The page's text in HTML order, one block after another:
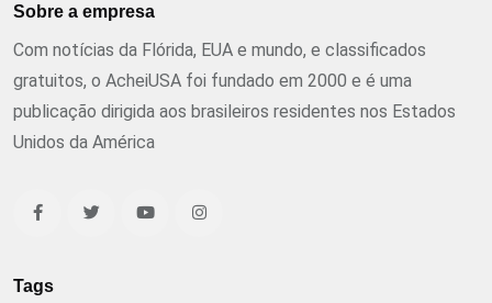
Sobre a empresa
Com notícias da Flórida, EUA e mundo, e classificados
gratuitos, o AcheiUSA foi fundado em 2000 e é uma
publicação dirigida aos brasileiros residentes nos Estados
Unidos da América
Tags